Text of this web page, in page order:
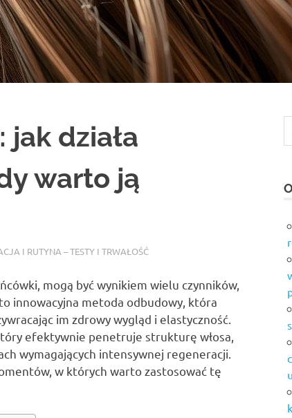
jak działa
warto ją
I RUTYNA – TESTY I TRWAŁOŚĆ
mogą być wynikiem wielu czynników,
innowacyjna metoda odbudowy, która
im zdrowy wygląd i elastyczność.
efektywnie penetruje strukturę włosa,
wymagających intensywnej regeneracji.
w których warto zastosować tę